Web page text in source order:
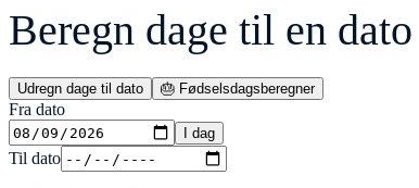
Beregn dage til en dato
Udregn dage til dato 🎂 Fødselsdagsberegner
Fra dato
I dag
Til dato